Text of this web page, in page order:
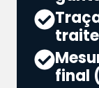
final